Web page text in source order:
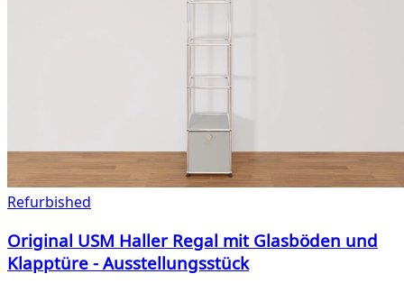
Refurbished
Original USM Haller Regal mit Glasböden und
Klapptüre - Ausstellungsstück